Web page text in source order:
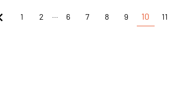
1 2 6 7 8 9 10 11